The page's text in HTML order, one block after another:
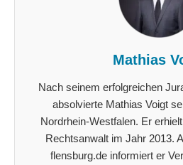
Mathias
Nach seinem erfolgreichen
absolvierte Mathias Voigt
Nordrhein-Westfalen. Er
Rechtsanwalt im Jahr 2013.
flensburg.de informiert er